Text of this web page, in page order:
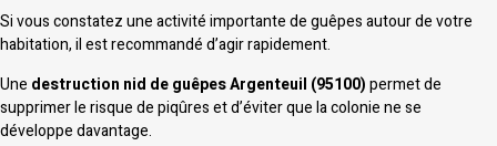
Si vous constatez une activité importante de guêpes autour de votre
habitation, il est recommandé d’agir rapidement.
Une destruction nid de guêpes Argenteuil (95100)permet de
supprimer le risque de piqûres et d’éviter que la colonie ne se
développe davantage.